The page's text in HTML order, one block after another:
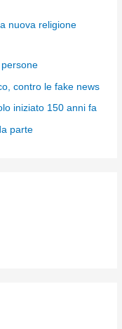
nuova religione
contro le fake news
iniziato 150 anni fa
parte